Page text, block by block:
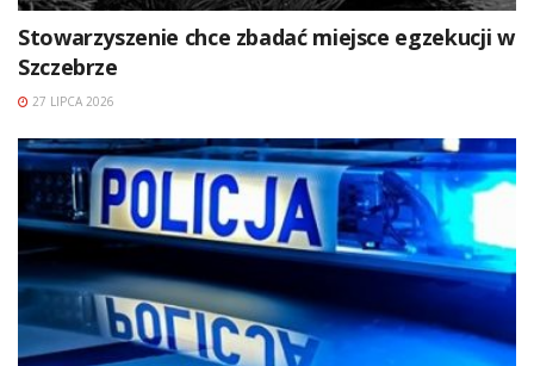
Stowarzyszenie chce zbadać miejsce egzekucji w
Szczebrze
27 LIPCA 2026